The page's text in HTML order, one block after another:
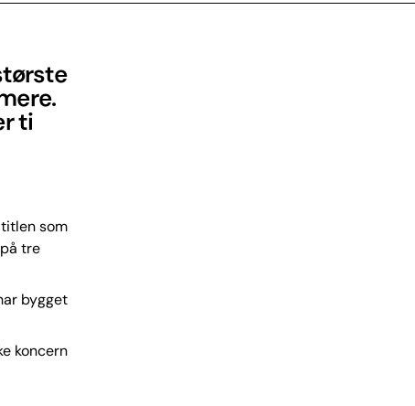
ti
som
tre
bygget
koncern